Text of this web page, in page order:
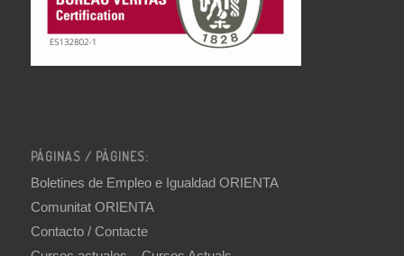
PÁGINAS / PÀGINES:
Boletines de Empleo e Igualdad ORIENTA
Comunitat ORIENTA
Contacto / Contacte